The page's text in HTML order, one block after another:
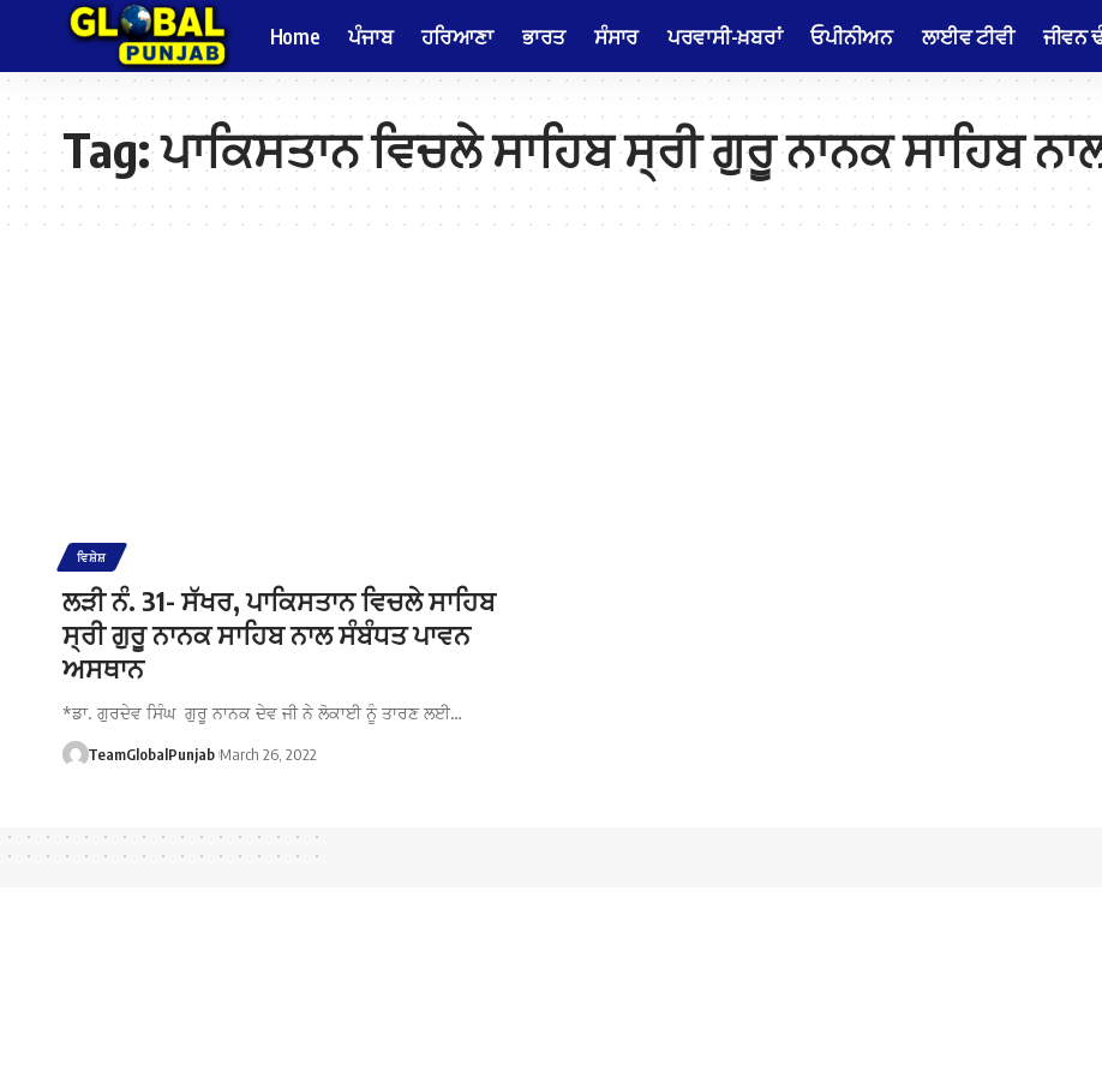
Home ਪੰਜਾਬ ਹਰਿਆਣਾ ਭਾਰਤ ਸੰਸਾਰ ਪਰਵਾਸੀ-ਖ਼ਬਰਾਂ ਓਪੀਨੀਅਨ ਲਾਈਵ ਟੀਵੀ ਜੀਵਨ
Tag:ਪਾਕਿਸਤਾਨ ਵਿਚਲੇ ਸਾਹਿਬ ਸ੍ਰੀ ਗੁਰੂ ਨਾਨਕ ਸਾਹਿਬ
ਵਿਸ਼ੇਸ਼
ਲੜੀ ਨੰ. 31- ਸੱਖਰ, ਪਾਕਿਸਤਾਨ ਵਿਚਲੇ ਸਾਹਿਬ
ਸ੍ਰੀ ਗੁਰੂ ਨਾਨਕ ਸਾਹਿਬ ਨਾਲ ਸੰਬੰਧਤ ਪਾਵਨ
ਅਸਥਾਨ
*ਡਾ. ਗੁਰਦੇਵ ਸਿੰਘ ਗੁਰੂ ਨਾਨਕ ਦੇਵ ਜੀ ਨੇ ਲੋਕਾਈ ਨੂੰ ਤਾਰਣ ਲਈ…
TeamGlobalPunjab March 26, 2022